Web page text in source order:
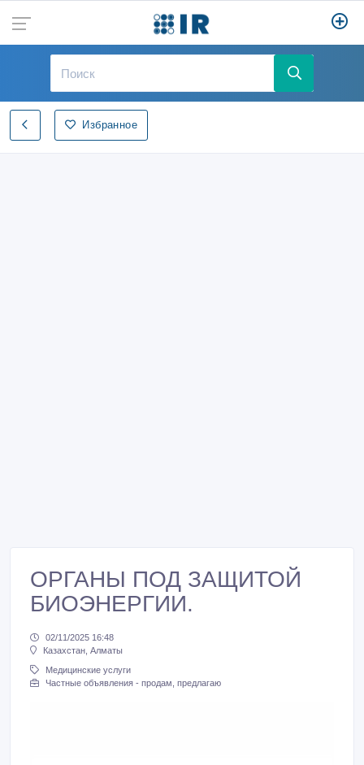
Избранное
ОРГАНЫ ПОД ЗАЩИТОЙ
БИОЭНЕРГИИ.
02/11/2025 16:48
Казахстан, Алматы
Медицинские услуги
Частные объявления - продам, предлагаю